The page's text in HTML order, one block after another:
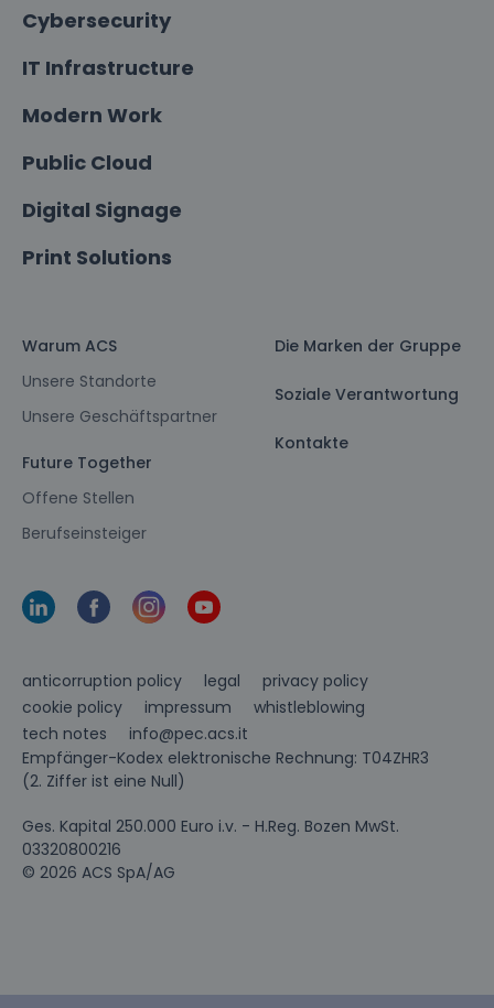
Cybersecurity
IT Infrastructure
Modern Work
Public Cloud
Digital Signage
Print Solutions
Warum ACS
Unsere Standorte
Unsere Geschäftspartner
Future Together
Offene Stellen
Berufseinsteiger
Die Marken der Gruppe
Soziale Verantwortung
Kontakte
anticorruption policy legal
privacy policy
cookie policy
impressum
whistleblowing
tech notes
info@pec.acs.it
Empfänger-Kodex elektronische Rechnung: T04ZHR3
(2. Ziffer ist eine Null)
Ges. Kapital 250.000 Euro i.v. - H.Reg. Bozen MwSt.
03320800216
© 2026 ACS SpA/AG